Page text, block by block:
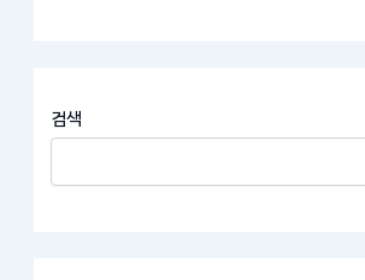
검색